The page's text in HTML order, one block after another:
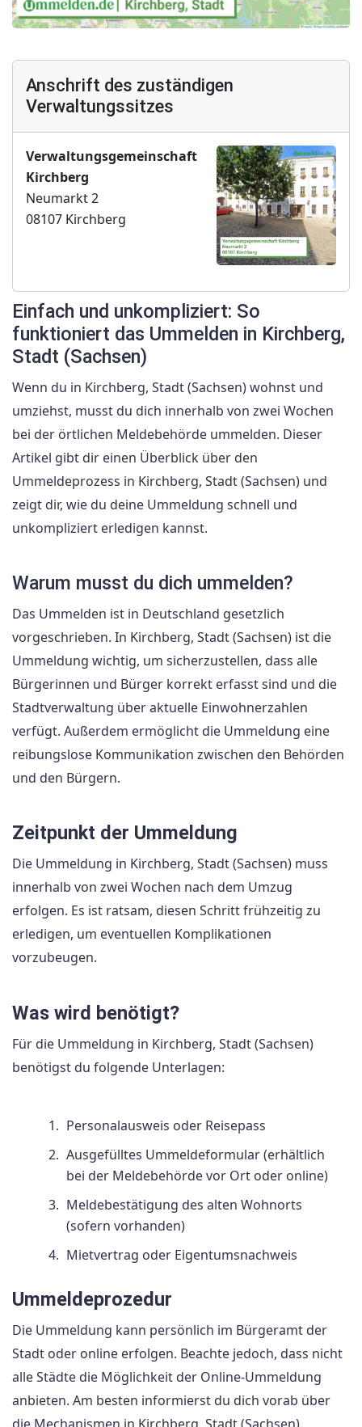
Anschrift des zuständigen
Verwaltungssitzes
Verwaltungsgemeinschaft
Kirchberg
Neumarkt 2
08107 Kirchberg
Einfach und unkompliziert: So
funktioniert das Ummelden in Kirchberg,
Stadt (Sachsen)
Wenn du in Kirchberg, Stadt (Sachsen) wohnst und
umziehst, musst du dich innerhalb von zwei Wochen
bei der örtlichen Meldebehörde ummelden. Dieser
Artikel gibt dir einen Überblick über den
Ummeldeprozess in Kirchberg, Stadt (Sachsen) und
zeigt dir, wie du deine Ummeldung schnell und
unkompliziert erledigen kannst.
Warum musst du dich ummelden?
Das Ummelden ist in Deutschland gesetzlich
vorgeschrieben. In Kirchberg, Stadt (Sachsen) ist die
Ummeldung wichtig, um sicherzustellen, dass alle
Bürgerinnen und Bürger korrekt erfasst sind und die
Stadtverwaltung über aktuelle Einwohnerzahlen
verfügt. Außerdem ermöglicht die Ummeldung eine
reibungslose Kommunikation zwischen den Behörden
und den Bürgern.
Zeitpunkt der Ummeldung
Die Ummeldung in Kirchberg, Stadt (Sachsen) muss
innerhalb von zwei Wochen nach dem Umzug
erfolgen. Es ist ratsam, diesen Schritt frühzeitig zu
erledigen, um eventuellen Komplikationen
vorzubeugen.
Was wird benötigt?
Für die Ummeldung in Kirchberg, Stadt (Sachsen)
benötigst du folgende Unterlagen:
Personalausweis oder Reisepass
Ausgefülltes Ummeldeformular (erhältlich
bei der Meldebehörde vor Ort oder online)
Meldebestätigung des alten Wohnorts
(sofern vorhanden)
Mietvertrag oder Eigentumsnachweis
Ummeldeprozedur
Die Ummeldung kann persönlich im Bürgeramt der
Stadt oder online erfolgen. Beachte jedoch, dass nicht
alle Städte die Möglichkeit der Online-Ummeldung
anbieten. Am besten informierst du dich vorab über